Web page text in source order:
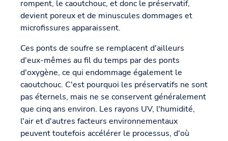
rompent, le caoutchouc, et donc le préservatif,
devient poreux et de minuscules dommages et
microfissures apparaissent.
Ces ponts de soufre se remplacent d'ailleurs
d'eux-mêmes au fil du temps par des ponts
d'oxygène, ce qui endommage également le
caoutchouc. C'est pourquoi les préservatifs ne sont
pas éternels, mais ne se conservent généralement
que cinq ans environ. Les rayons UV, l'humidité,
l'air et d'autres facteurs environnementaux
peuvent toutefois accélérer le processus, d'où